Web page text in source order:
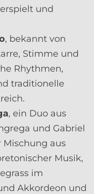
und
, bekannt von
Stimme und
Rhythmen,
traditionelle
, ein Duo aus
und Gabriel
aus
Musik,
im
Akkordeon und